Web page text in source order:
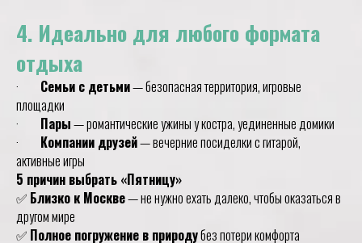
4. Идеально для любого формата
отдыха
· Семьи с детьми— безопасная территория, игровые
площадки
· Пары— романтические ужины у костра, уединенные домики
· Компании друзей— вечерние посиделки с гитарой,
активные игры
5 причин выбрать «Пятницу»
✅ Близко к Москве— не нужно ехать далеко, чтобы оказаться в
другом мире
✅ Полное погружение в природубез потери комфорта